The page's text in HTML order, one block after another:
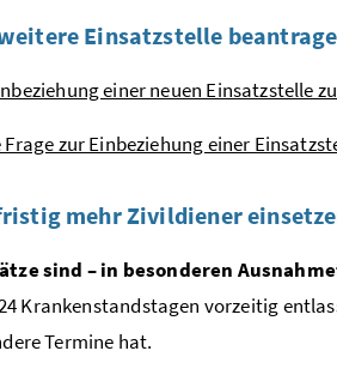
Einsatzstelle
einer neuen Einsatzstelle
Frage zur Einbeziehung einer
mehr Zivildiener
sind – in besonderen
Krankenstandstagen vorzeitig
Termine hat.